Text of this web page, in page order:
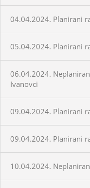
04.04.2024. Planirani
05.04.2024. Planirani
06.04.2024.
Ivanovci
09.04.2024. Planirani
09.04.2024. Planirani
10.04.2024.